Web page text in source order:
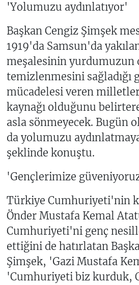
'Yolumuzu aydınlatıyor'
Başkan Cengiz Şimşek
1919'da Samsun'da
meşalesinin yurdumuzun
temizlenmesini sağladığı
mücadelesi veren
kaynağı olduğunu
asla sönmeyecek. Bugün
da yolumuzu
şeklinde konuştu.
'Gençlerimize
Türkiye Cumhuriyeti'nin
Önder Mustafa Kemal
Cumhuriyeti'ni genç
ettiğini de hatırlatan
Şimşek, 'Gazi Mustafa
'Cumhuriyeti biz kurduk,